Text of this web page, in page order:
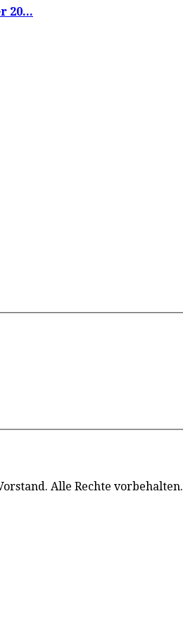
20...
Alle Rechte vorbehalten.